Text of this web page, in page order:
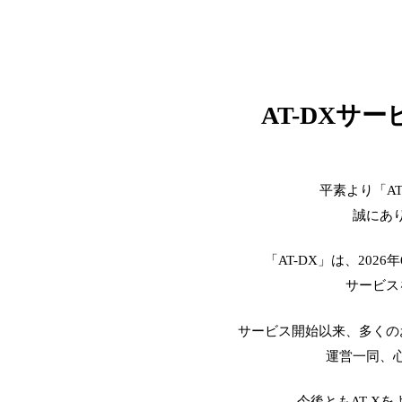
AT-DXサー
平素より「
誠にあ
「AT-DX」は、2026
サービ
サービス開始以来、多く
運営一同、